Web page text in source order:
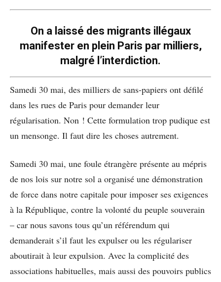
On a laissé des migrants illégaux
manifester en plein Paris par milliers,
malgré l’interdiction.
Samedi 30 mai, des milliers de sans-papiers ont défilé
dans les rues de Paris pour demander leur
régularisation. Non ! Cette formulation trop pudique est
un mensonge. Il faut dire les choses autrement.
Samedi 30 mai, une foule étrangère présente au mépris
de nos lois sur notre sol a organisé une démonstration
de force dans notre capitale pour imposer ses exigences
à la République, contre la volonté du peuple souverain
– car nous savons tous qu’un référendum qui
demanderait s’il faut les expulser ou les régulariser
aboutirait à leur expulsion. Avec la complicité des
associations habituelles, mais aussi des pouvoirs publics